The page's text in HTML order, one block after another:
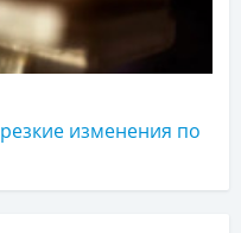
изменения по